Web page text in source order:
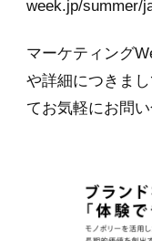
week.jp/summer/
マーケティング
や詳細につきま
てお気軽にお問い